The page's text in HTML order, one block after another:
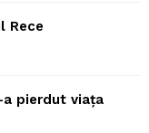
Rece
a pierdut viața